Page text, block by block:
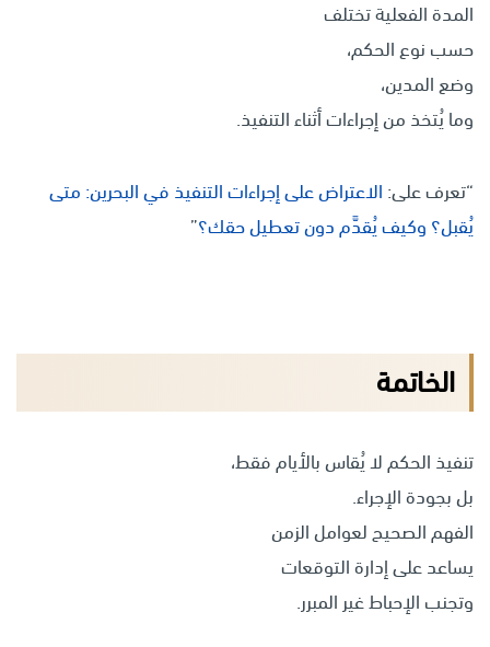
المدة الفعلية تختلف
حسب نوع الحكم،
وضع المدين،
وما يُتخذ من إجراءات أثناء التنفيذ.
“تعرف على: الاعتراض على إجراءات التنفيذ في البحرين: متى
يُقبل؟ وكيف يُقدَّم دون تعطيل حقك؟”
الخاتمة
تنفيذ الحكم لا يُقاس بالأيام فقط،
بل بجودة الإجراء.
الفهم الصحيح لعوامل الزمن
يساعد على إدارة التوقعات
وتجنب الإحباط غير المبرر.